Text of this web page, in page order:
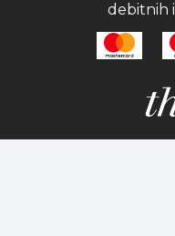
debitnih